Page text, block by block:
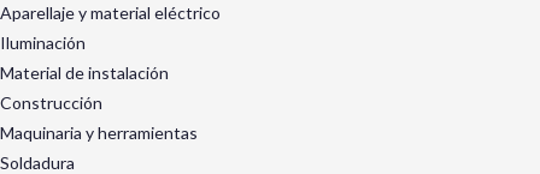
Aparellaje y material eléctrico
Iluminación
Material de instalación
Construcción
Maquinaria y herramientas
Soldadura